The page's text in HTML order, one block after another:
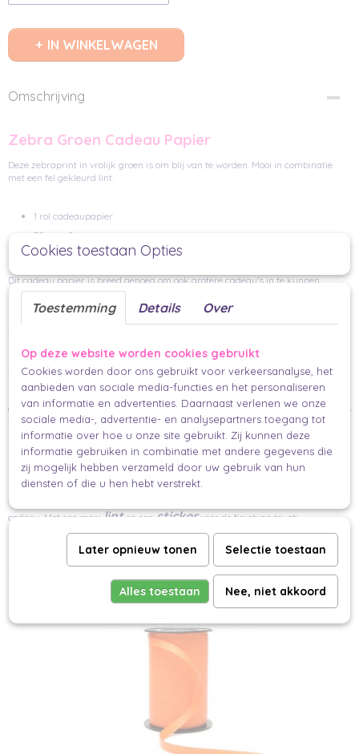
IN WINKELWAGEN
Omschrijving
Zebra Groen Cadeau Papier
Deze zebraprint in vrolijk groen is om blij van te worden. Mooi in combinatie
met een fel gekleurd lint.
1 rol cadeaupapier
70cm x 2 m
70 grams papier
Dit cadeau papier is breed genoeg om ook grotere cadeau's in te kunnen
pakken.
Andere manieren om dit mooie cadeau papier
te gebruiken
Met dit cadeau papier kan je natuurlijk een cadeau mooi inpakken,, maar
gebruik het ook eens als achtergrond of lijst het in, Ook kan je het gebruiken als
tafelloper of placemat en zo een tafel mooi aankleden of je kan er mee
knutselen of scrappen.
Maak je cadeau nog mooier en persoonlijker
Het meest persoonlijk is natuurlijk een handgeschreven wens of boodschap
van de gever. Schrijf jouw tekst op een
cadeau. Met een mooi linten een stickervoor de finishing touch.
Zo maak jij een prachtig verpakt cadeau.
Makkelijk en mooi inpakken voor iedereen.
Ook interessant
Cookies toestaan Opties
Toestemming Details Over
Op deze website worden cookies gebruikt
Cookies worden door ons gebruikt voor verkeersanalyse, het
aanbieden van sociale media-functies en het personaliseren
van informatie en advertenties. Daarnaast verlenen we onze
sociale media-, advertentie- en analysepartners toegang tot
informatie over hoe u onze site gebruikt. Zij kunnen deze
informatie gebruiken in combinatie met andere gegevens die
zij mogelijk hebben verzameld door uw gebruik van hun
diensten of die u hen hebt verstrekt.
Later opnieuw tonen Selectie toestaan
Alles toestaan Nee, niet akkoord